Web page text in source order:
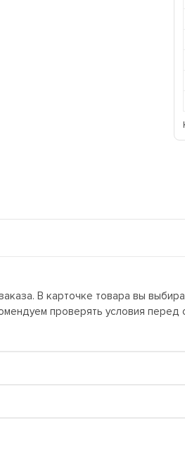
В карточке товара вы
проверять условия